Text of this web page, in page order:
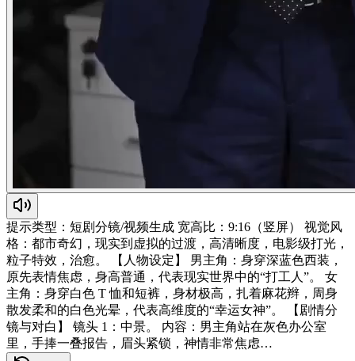
提示类型：短剧分镜/视频生成 宽高比：9:16（竖屏） 视觉风
格：都市奇幻，现实到虚拟的过渡，高清晰度，电影级打光，
粒子特效，治愈。 【人物设定】 男主角：身穿深蓝色西装，
原先表情焦虑，身高普通，代表现实世界中的“打工人”。 女
主角：身穿白色 T 恤和短裤，身材极高，扎着麻花辫，周身
散发柔和的白色光晕，代表高维度的“幸运女神”。 【剧情分
镜与对白】 镜头 1：中景。 内容：男主角站在灰色办公室
里，手捧一叠报告，眉头紧锁，神情非常焦虑…